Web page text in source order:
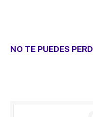
NO TE PUEDES